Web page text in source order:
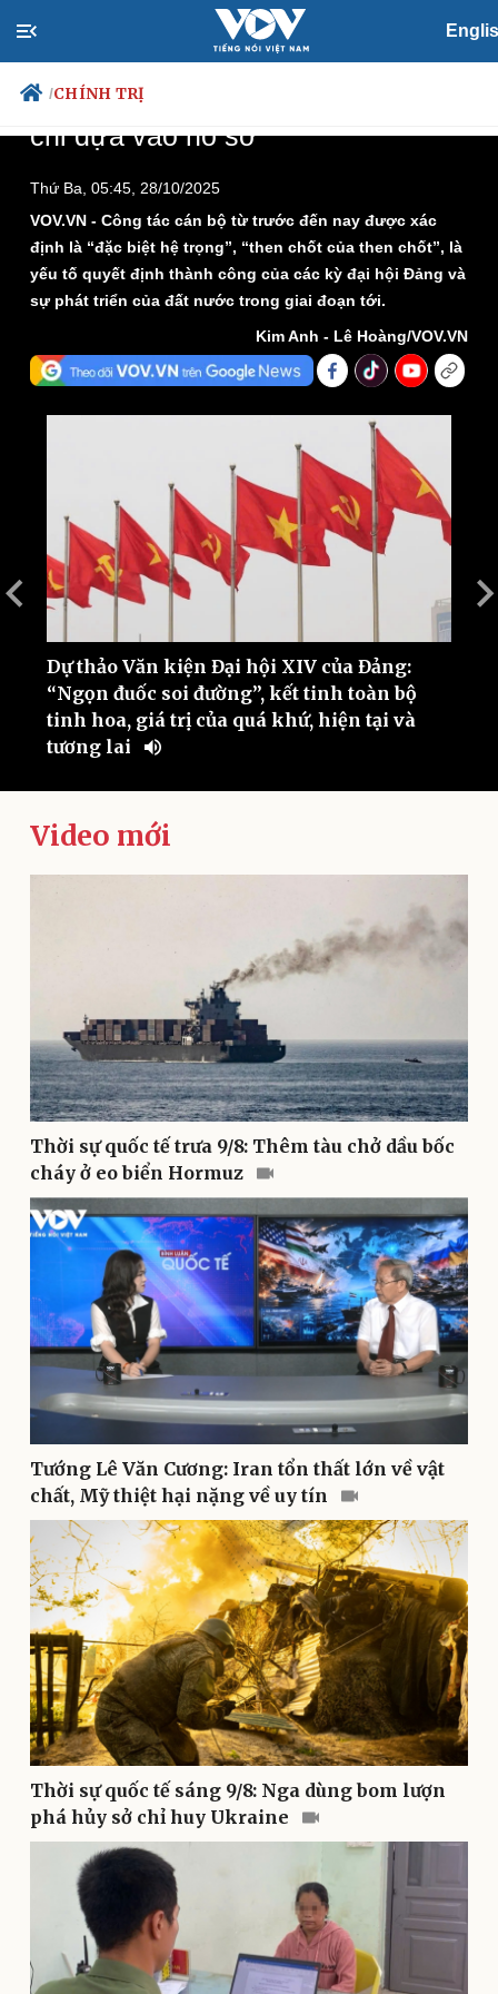
/CHÍNH TRỊ
Chính trị
Đảng
Tổ chức nhân sự
Quốc hội
Xã hội
Tin 24h
Dự báo thời tiết
Giáo dục
Việc làm
Biển đảo
Thế giới
Quan sát
Cuộc sống đó đây
Multimedia
Video
Infographic
Kinh tế
Bất động sản
Khởi nghiệp
Thị trường
Giá vàng
Tỷ giá
Chứng khoán
Giá cà phê
Pháp luật
Vụ án
Tin nóng
Tư vấn luật
Quân sự - Quốc phòng
Vũ khí
Việt Nam
Phân tích
Thể thao Ô tô - Xe máy
Chọn nhân sự Đại hội XIV không
chỉ dựa vào hồ sơ
Thứ Ba, 05:45, 28/10/2025
VOV.VN - Công tác cán bộ từ trước đến nay được xác
định là “đặc biệt hệ trọng”, “then chốt của then chốt”, là
yếu tố quyết định thành công của các kỳ đại hội Đảng và
sự phát triển của đất nước trong giai đoạn tới.
Kim Anh - Lê Hoàng/VOV.VN
Dự thảo Văn kiện Đại hội XIV của Đảng:
“Ngọn đuốc soi đường”, kết tinh toàn bộ
tinh hoa, giá trị của quá khứ, hiện tại và
tương lai
Video mới
Thời sự quốc tế trưa 9/8: Thêm tàu chở dầu bốc
cháy ở eo biển Hormuz
Tướng Lê Văn Cương: Iran tổn thất lớn về vật
chất, Mỹ thiệt hại nặng về uy tín
Thời sự quốc tế sáng 9/8: Nga dùng bom lượn
phá hủy sở chỉ huy Ukraine